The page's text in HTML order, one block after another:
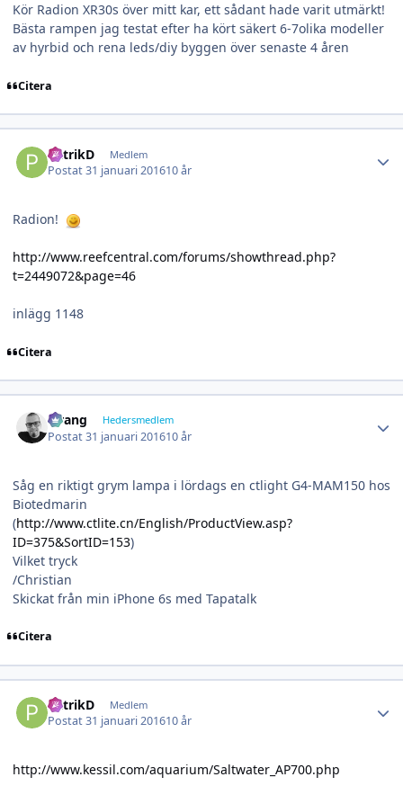
Kör Radion XR30s över mitt kar, ett sådant hade varit utmärkt!
Bästa rampen jag testat efter ha kört säkert 6-7olika modeller
av hyrbid och rena leds/diy byggen över senaste 4 åren
Citera
PatrikD Medlem
Postat31 januari 201610 år
Radion!
http://www.reefcentral.com/forums/showthread.php?
t=2449072&page=46
inlägg 1148
Citera
wrang Hedersmedlem
Postat31 januari 201610 år
Såg en riktigt grym lampa i lördags en ctlight G4-MAM150 hos
Biotedmarin
(http://www.ctlite.cn/English/ProductView.asp?
ID=375&SortID=153)
Vilket tryck
/Christian
Skickat från min iPhone 6s med Tapatalk
Citera
PatrikD Medlem
Postat31 januari 201610 år
http://www.kessil.com/aquarium/Saltwater_AP700.php